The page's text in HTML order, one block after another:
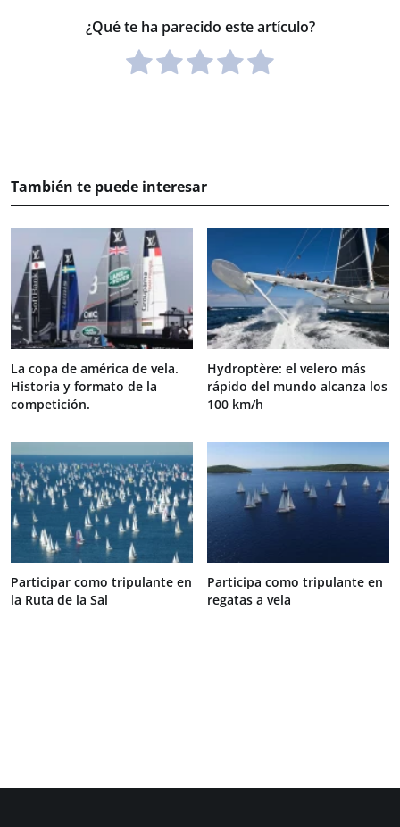
¿Qué te ha parecido este artículo?
También te puede interesar
La copa de américa de vela.
Historia y formato de la
competición.
Hydroptère: el velero más
rápido del mundo alcanza los
100 km/h
Participar como tripulante en
la Ruta de la Sal
Participa como tripulante en
regatas a vela